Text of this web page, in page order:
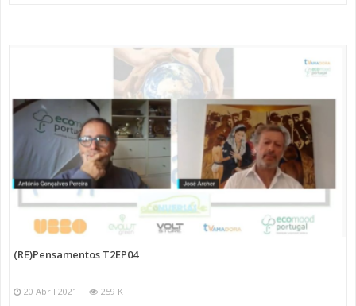
(RE)Pensamentos T2EP04
20 Abril 2021 259 K